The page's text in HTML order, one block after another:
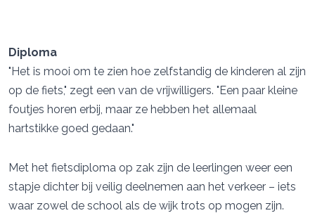
Diploma
"Het is mooi om te zien hoe zelfstandig de kinderen al zijn
op de fiets," zegt een van de vrijwilligers. "Een paar kleine
foutjes horen erbij, maar ze hebben het allemaal
hartstikke goed gedaan."
Met het fietsdiploma op zak zijn de leerlingen weer een
stapje dichter bij veilig deelnemen aan het verkeer – iets
waar zowel de school als de wijk trots op mogen zijn.